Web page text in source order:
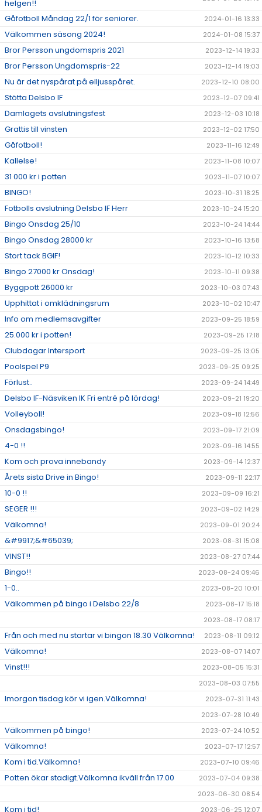
helgen!!
Gåfotboll Måndag 22/1 för seniorer. 2024-01-16 13:33
Välkommen säsong 2024! 2024-01-08 15:37
Bror Persson ungdomspris 2021 2023-12-14 19:33
Bror Persson Ungdomspris-22 2023-12-14 19:03
Nu är det nyspårat på elljusspåret. 2023-12-10 08:00
Stötta Delsbo IF 2023-12-07 09:41
Damlagets avslutningsfest 2023-12-03 10:18
Grattis till vinsten 2023-12-02 17:50
Gåfotboll! 2023-11-16 12:49
Kallelse! 2023-11-08 10:07
31 000 kr i potten 2023-11-07 10:07
BINGO! 2023-10-31 18:25
Fotbolls avslutning Delsbo IF Herr 2023-10-24 15:20
Bingo Onsdag 25/10 2023-10-24 14:44
Bingo Onsdag 28000 kr 2023-10-16 13:58
Stort tack BGIF! 2023-10-12 10:33
Bingo 27000 kr Onsdag! 2023-10-11 09:38
Byggpott 26000 kr 2023-10-03 07:43
Upphittat i omklädningsrum 2023-10-02 10:47
Info om medlemsavgifter 2023-09-25 18:59
25.000 kr i potten! 2023-09-25 17:18
Clubdagar Intersport 2023-09-25 13:05
Poolspel P9 2023-09-25 09:25
Förlust.. 2023-09-24 14:49
Delsbo IF-Näsviken IK Fri entré på lördag! 2023-09-21 19:20
Volleyboll! 2023-09-18 12:56
Onsdagsbingo! 2023-09-17 21:09
4-0 !! 2023-09-16 14:55
Kom och prova innebandy 2023-09-14 12:37
Årets sista Drive in Bingo! 2023-09-11 22:17
10-0 !! 2023-09-09 16:21
SEGER !!! 2023-09-02 14:29
Välkomna! 2023-09-01 20:24
&#9917;&#65039; 2023-08-31 15:08
VINST!! 2023-08-27 07:44
Bingo!! 2023-08-24 09:46
1-0.. 2023-08-20 10:01
Välkommen på bingo i Delsbo 22/8
2023-08-17 15:18
2023-08-17 08:17
Från och med nu startar vi bingon 18.30 Välkomna! 2023-08-11 09:12
Välkomna! 2023-08-07 14:07
Vinst!!!
2023-08-05 15:31
2023-08-03 07:55
Imorgon tisdag kör vi igen.Välkomna!
2023-07-31 11:43
2023-07-28 10:49
Välkommen på bingo! 2023-07-24 10:52
Välkomna! 2023-07-17 12:57
Kom i tid.Välkomna! 2023-07-10 09:46
Potten ökar stadigt.Välkomna ikväll från 17.00
2023-07-04 09:38
2023-06-30 08:54
Kom i tid! 2023-06-25 12:07